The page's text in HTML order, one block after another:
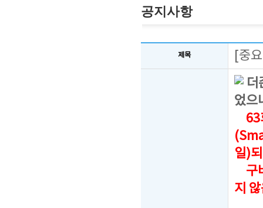
공지사항
제목
[중
더
었으
63
일)
구
지